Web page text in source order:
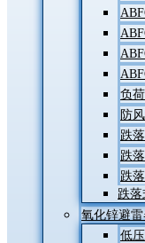
负
防
跌
跌
跌
跌
氧化锌避
低